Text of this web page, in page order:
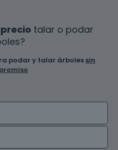
talar o podar
podar y talar árboles sin